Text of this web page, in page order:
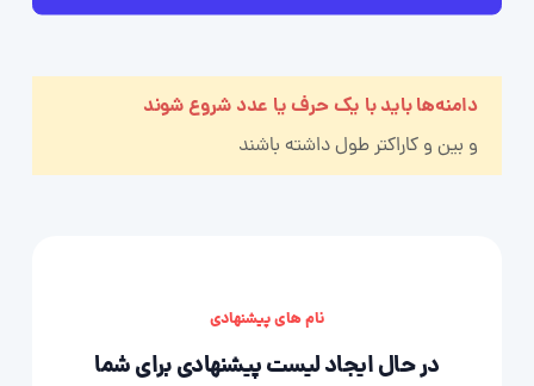
دامنه‌ها باید با یک حرف یا عدد شروع شوند
و بین و کاراکتر طول داشته باشند
نام های پیشنهادی
در حال ایجاد لیست پیشنهادی برای شما